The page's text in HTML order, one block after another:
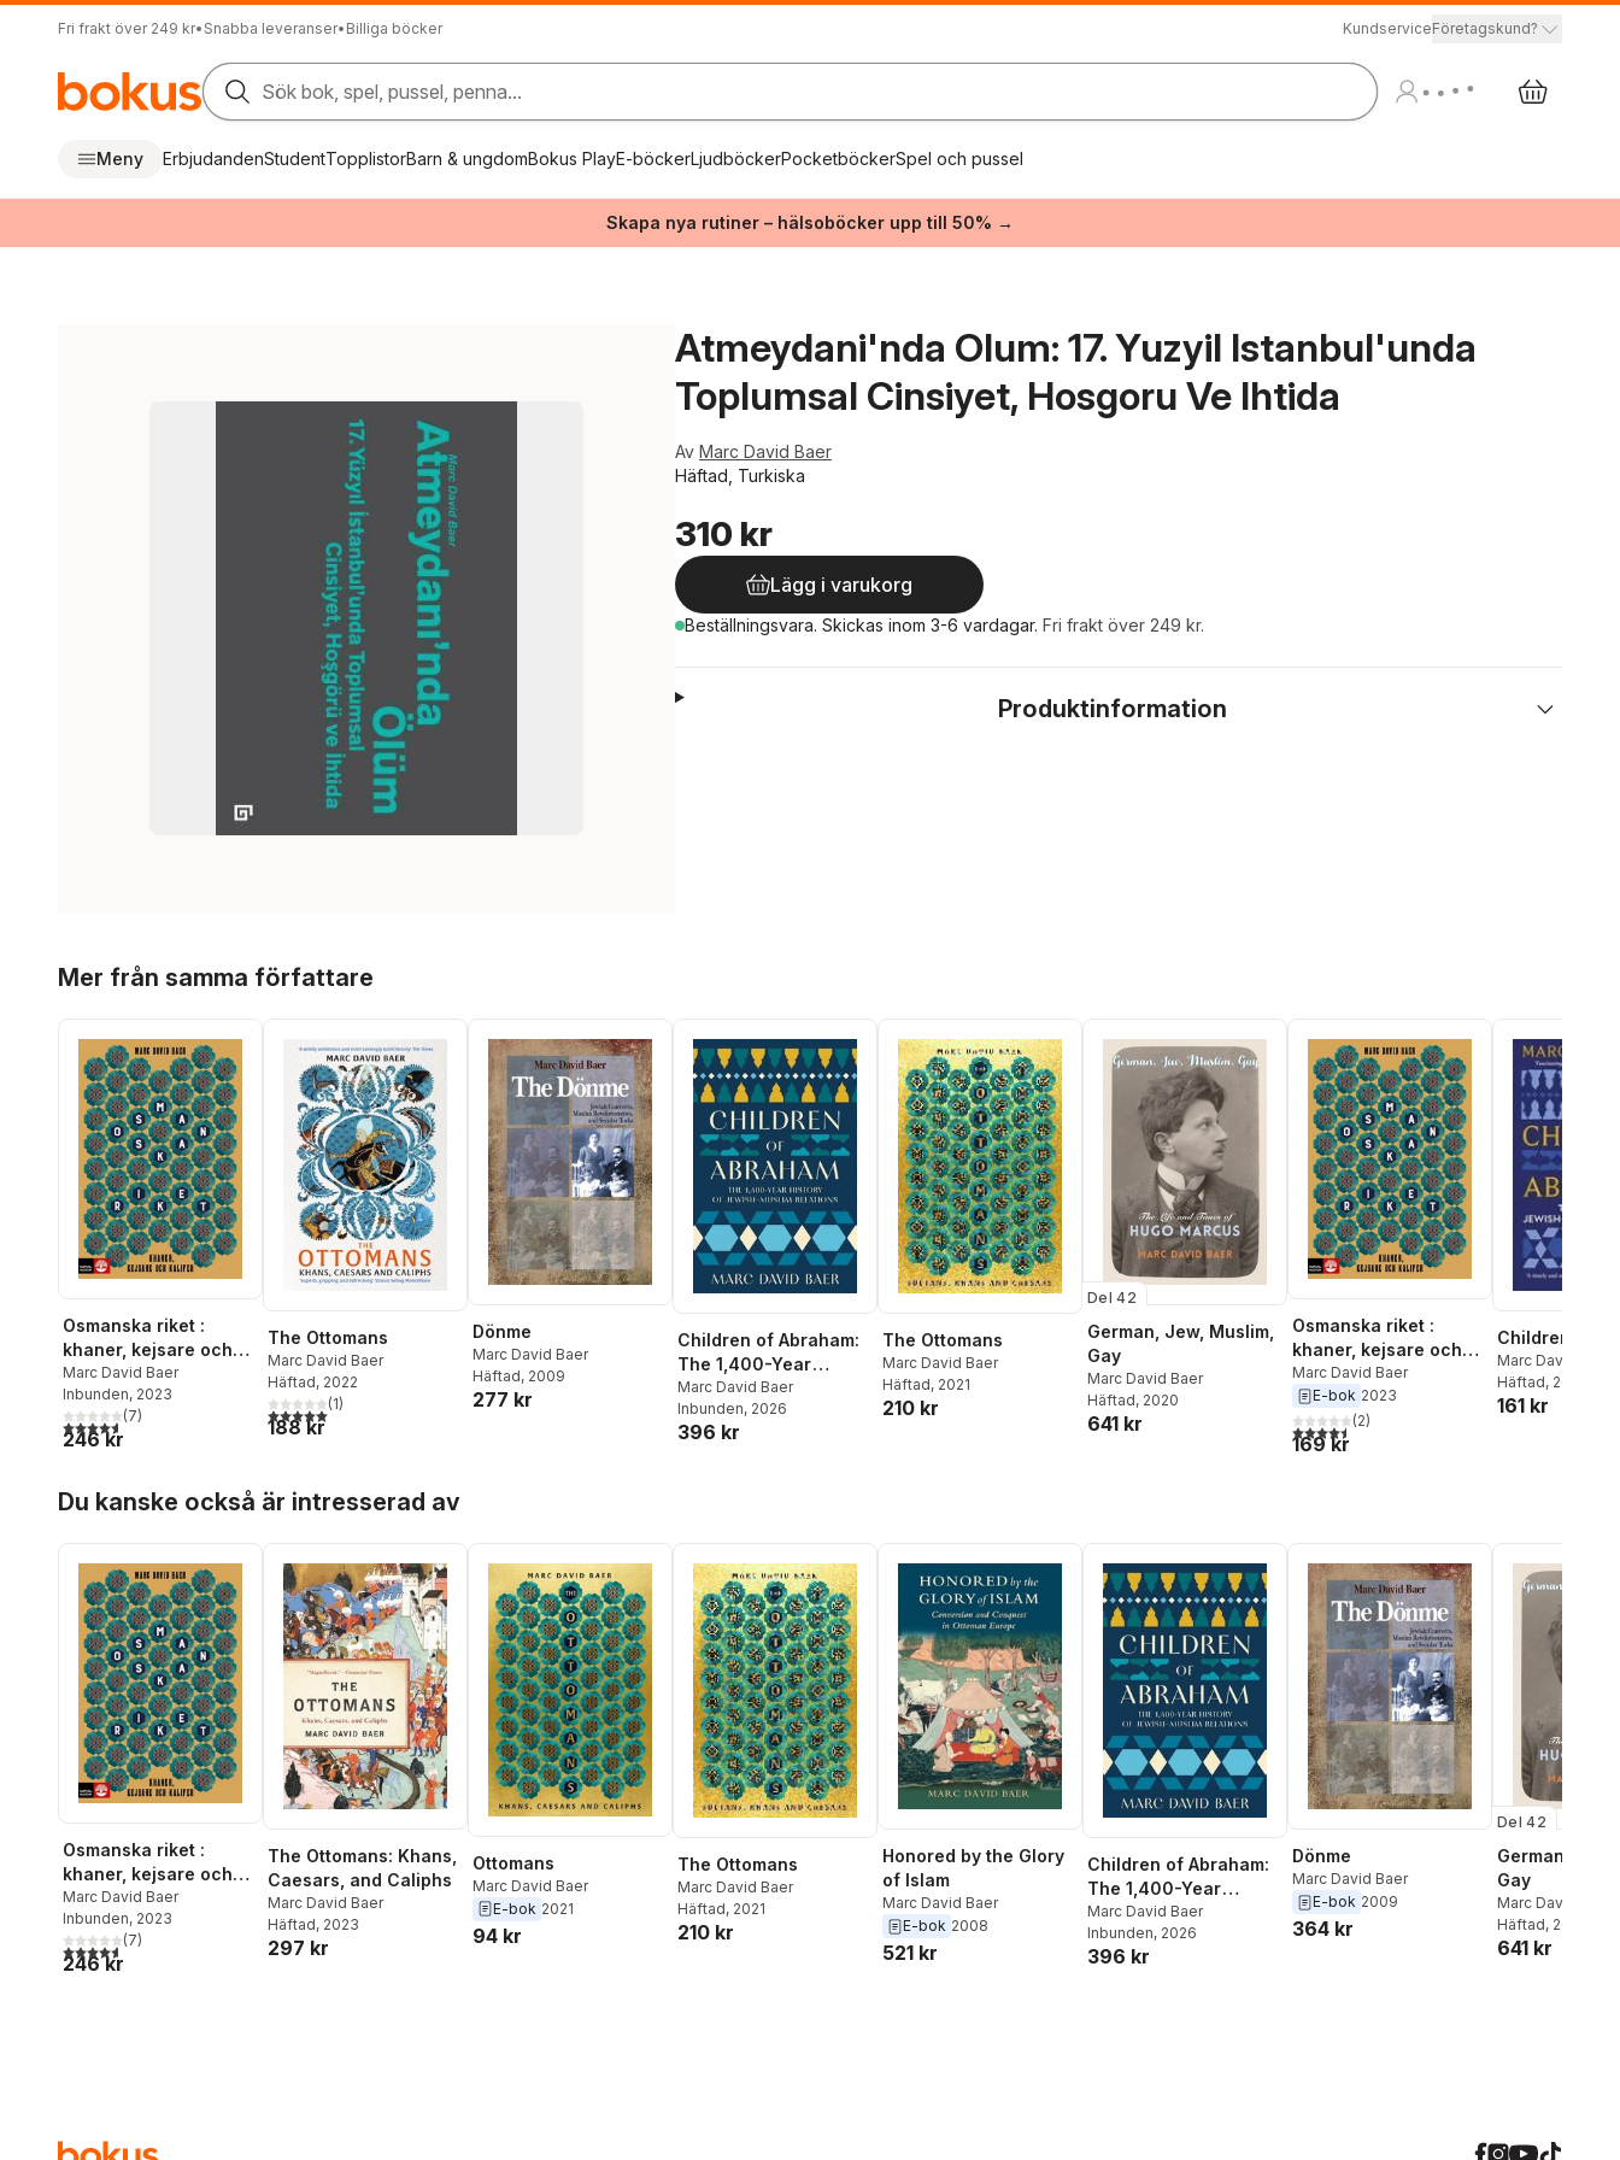
Fri frakt över 249 kr• Snabba leveranser• Billiga böcker KundserviceFöretagskund?
Sök bok, spel, pussel, penna...
Meny ErbjudandenStudentTopplistorBarn & ungdomBokus PlayE-böckerLjudböckerPocketböckerSpel och pussel
Skapa nya rutiner – hälsoböcker upp till 50% →
Atmeydani'nda Olum: 17. Yuzyil Istanbul'unda
Toplumsal Cinsiyet, Hosgoru Ve Ihtida
Av Marc David Baer
Häftad, Turkiska
310 kr
Lägg i varukorg
Beställningsvara. Skickas inom 3-6 vardagar. Fri frakt över 249 kr.
Produktinformation
Mer från samma författare
Osmanska riket :
khaner, kejsare och
kalifer
Marc David Baer
Inbunden, 2023
4,6utav 5 stjärnor. Totalt antal röster:
(7)
246 kr
The Ottomans
Marc David Baer
Häftad, 2022
5,0utav 5 stjärnor. Totalt antal röster:
(1)
188 kr
Dönme
Marc David Baer
Häftad, 2009
277 kr
Children of Abraham:
The 1,400-Year
History of Jewish-
Muslim Relations
Marc David Baer
Inbunden, 2026
396 kr
The Ottomans
Marc David Baer
Häftad, 2021
210 kr
Del 42
German, Jew, Muslim,
Gay
Marc David Baer
Häftad, 2020
641 kr
Osmanska riket :
khaner, kejsare och
kalifer
Marc David Baer
E-bok 2023
4,5utav 5 stjärnor. Totalt antal röster:
(2)
169 kr
Children of
Marc David Baer
Häftad, 2027
161 kr
Du kanske också är intresserad av
Osmanska riket :
khaner, kejsare och
kalifer
Marc David Baer
Inbunden, 2023
4,6utav 5 stjärnor. Totalt antal röster:
(7)
246 kr
The Ottomans: Khans,
Caesars, and Caliphs
Marc David Baer
Häftad, 2023
297 kr
Ottomans
Marc David Baer
E-bok 2021
94 kr
The Ottomans
Marc David Baer
Häftad, 2021
210 kr
Honored by the Glory
of Islam
Marc David Baer
E-bok 2008
521 kr
Children of Abraham:
The 1,400-Year
History of Jewish-
Muslim Relations
Marc David Baer
Inbunden, 2026
396 kr
Dönme
Marc David Baer
E-bok 2009
364 kr
Del 42
German, Jew,
Gay
Marc David Baer
Häftad, 2020
641 kr